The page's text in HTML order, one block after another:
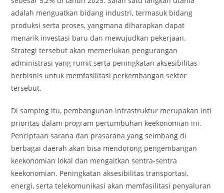
adalah menguatkan bidang industri, termasuk bidang
produksi serta proses, yangmana diharapkan dapat
menarik investasi baru dan mewujudkan pekerjaan.
Strategi tersebut akan memerlukan pengurangan
administrasi yang rumit serta peningkatan aksesibilitas
berbisnis untuk memfasilitasi perkembangan sektor
tersebut.
Di samping itu, pembangunan infrastruktur merupakan inti
prioritas dalam program pertumbuhan keekonomian ini.
Penciptaan sarana dan prasarana yang seimbang di
berbagai daerah akan bisa mendorong pengembangan
keekonomian lokal dan mengaitkan sentra-sentra
keekonomian. Peningkatan aksesibilitas transportasi,
energi, serta telekomunikasi akan memfasilitasi penyaluran